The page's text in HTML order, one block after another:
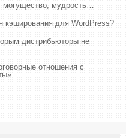
мудрость…
кэширования для WordPress?
дистрибьюторы не
отношения с